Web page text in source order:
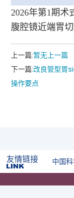
2026年第1期术
腹腔镜近端胃
上一篇:暂无上一篇
下一篇:改良管型胃
操作要点
友情链接 中国